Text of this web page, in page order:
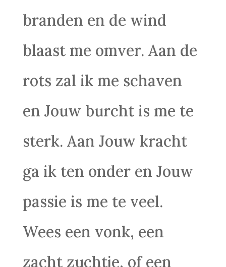
branden en de wind
blaast me omver. Aan de
rots zal ik me schaven
en Jouw burcht is me te
sterk. Aan Jouw kracht
ga ik ten onder en Jouw
passie is me te veel.
Wees een vonk, een
zacht zuchtje, of een